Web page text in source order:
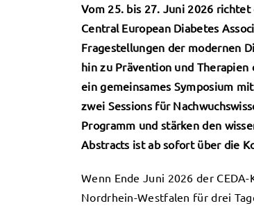
Vom 25. bis 27. Juni 2026
Central European Diabetes
Fragestellungen der modernen
hin zu Prävention und
ein gemeinsames Symposium
zwei Sessions für
Programm und stärken den
Abstracts ist ab sofort über die
Wenn Ende Juni 2026 der
Nordrhein-Westfalen für drei